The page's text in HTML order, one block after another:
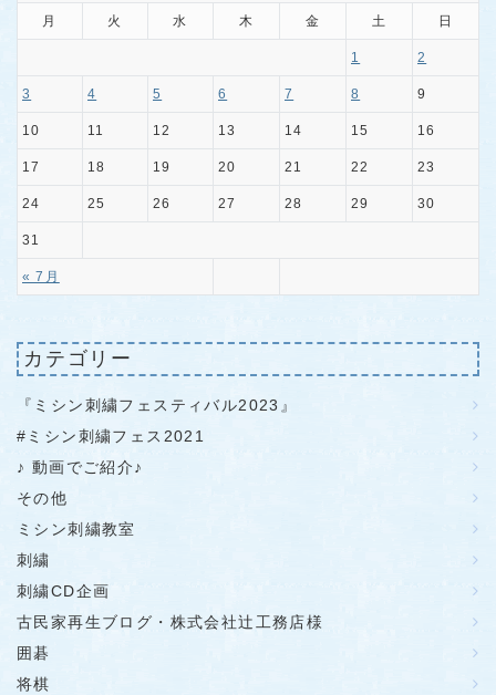
月 火 水 木 金 土 日
« 7月
1 2
3 4 5 6 7 8 9
10 11 12 13 14 15 16
17 18 19 20 21 22 23
24 25 26 27 28 29 30
31
カテゴリー
『ミシン刺繍フェスティバル2023』
#ミシン刺繍フェス2021
♪ 動画でご紹介♪
その他
ミシン刺繍教室
刺繍
刺繍CD企画
古民家再生ブログ・株式会社辻工務店様
囲碁
将棋